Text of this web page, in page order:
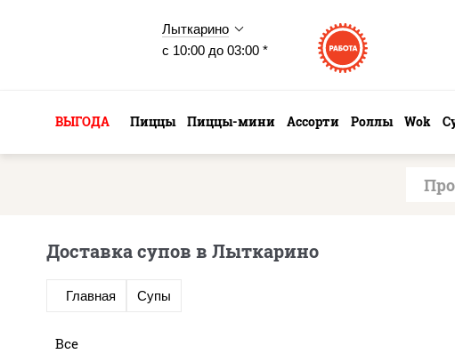
Лыткарино
с 10:00 до 03:00 *
ВЫГОДА Пиццы Пиццы-мини Ассорти Роллы Wok
Доставка супов в Лыткарино
Главная Супы
Все